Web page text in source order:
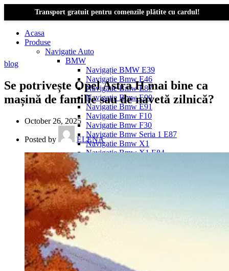
Transport gratuit pentru comenzile plătite cu cardul!
Acasa
Produse
Navigatie Auto
BMW
Navigație BMW E39
Navigatie Bmw E46
Navigatie Bmw E87
Navigatie Bmw E90
Navigatie Bmw E91
Navigatie Bmw F10
Navigatie Bmw F30
Navigatie Bmw Seria 1 E87
Navigatie Bmw X1
Navigatie Bmw X1 E84
Navigatie BMW X3 f25
Dacia Logan
Navigație Dacia Logan 1 (2004–2012)
Navigație Dacia Logan 2 (2012–2020)
Navigație Dacia Logan 3 (2020–Prezent)
Dacia Duster
Audi
Navigatie Audi A3 8p
blog
Se potrivește Opel Astra H mai bine ca
mașină de familie sau de navetă zilnică?
October 26, 2025
Posted by ELENA